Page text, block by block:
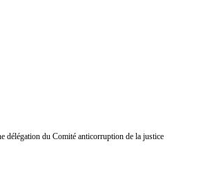
délégation du Comité anticorruption de la justice